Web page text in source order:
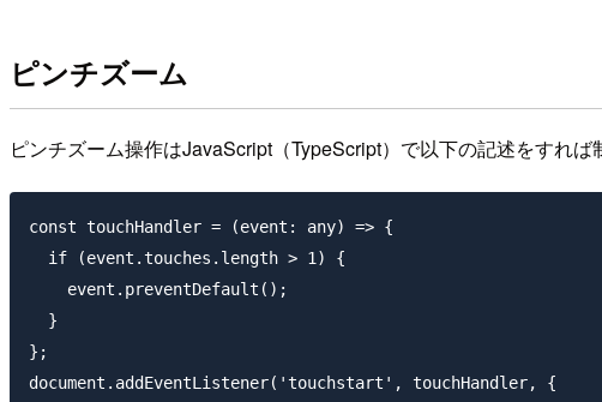
ピンチズーム
ピンチズーム操作はJavaScript（TypeScript）で以下の記述をすれば
const touchHandler = (event: any) => {
  if (event.touches.length > 1) {
    event.preventDefault();
  }
};
document.addEventListener('touchstart', touchHandler, {